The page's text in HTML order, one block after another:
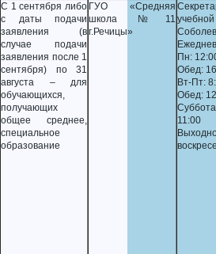
С 1 сентября либо
с даты подачи
заявления (в
случае подачи
заявления после 1
сентября) по 31
августа – для
обучающихся,
получающих
общее среднее,
специальное
образование
ГУО «Средняя
школа №11
г.Речицы»
учебной
Пн:
Обед:
Вт-Пт:
Обед:
11:00